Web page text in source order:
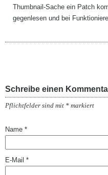
Thumbnail-Sache ein Patch
gegenlesen und bei
Schreibe einen
Pflichtfelder sind mit * markiert
Name *
E-Mail *